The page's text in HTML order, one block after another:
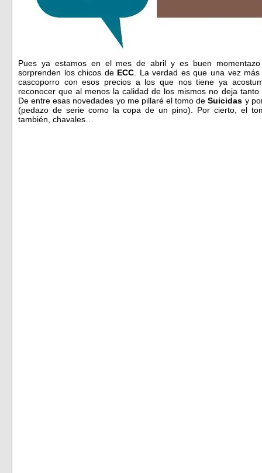
Pues ya estamos en el mes de abril y es buen
sorprenden los chicos de ECC . La verdad es que una vez
cascoporro con esos precios a los que nos tiene ya
reconocer que al menos la calidad de los mismos no deja
De entre esas novedades yo me pillaré el tomo deSuicidas y
(pedazo de serie como la copa de un pino). Por cierto, el
también, chavales…